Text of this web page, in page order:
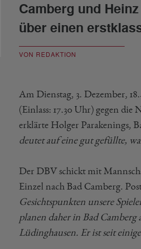
Camberg und
über einen
VON REDAKTION
Am Dienstag, 3. Dezember,
(Einlass: 17.30 Uhr) gegen die
erklärte Holger Parakenings,
deutet auf eine gut gefüllte,
Der DBV schickt mit
Einzel nach Bad Camberg.
Gesichtspunkten unsere
planen daher in Bad
Lüdinghausen. Er ist seit